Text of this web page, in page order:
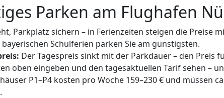
Parken am Flughafen
Parkplatz sichern – in Ferienzeiten steigen die Preise
Schulferien parken Sie am günstigsten.
Der Tagespreis sinkt mit der Parkdauer – den Preis
oben eingeben und den tagesaktuellen Tarif sehen –
P1–P4 kosten pro Woche 159–230 € und müssen